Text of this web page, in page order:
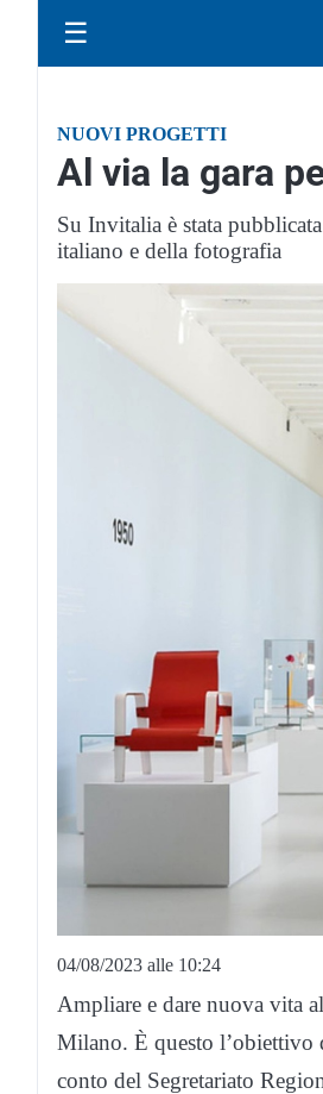
☰
NUOVI PROGETTI
Al via la gara
Su Invitalia è stata
italiano e della fotografia
04/08/2023 alle 10:24
Ampliare e dare nuova vita
Milano. È questo l’obiettivo
conto del Segretariato